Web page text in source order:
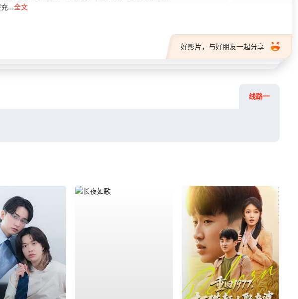
...全文
好影片，与好朋友一起分享
线路一